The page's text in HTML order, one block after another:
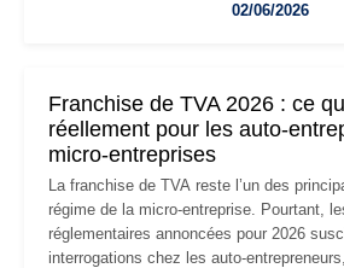
les auto-entrepreneurs devront s'adapter à
02/06/2026
Franchise de TVA 2026 : ce
réellement pour les auto-
micro-entreprises
La franchise de TVA reste l’un des
régime de la micro-entreprise. Pourtant,
réglementaires annoncées pour 2026
interrogations chez les auto-